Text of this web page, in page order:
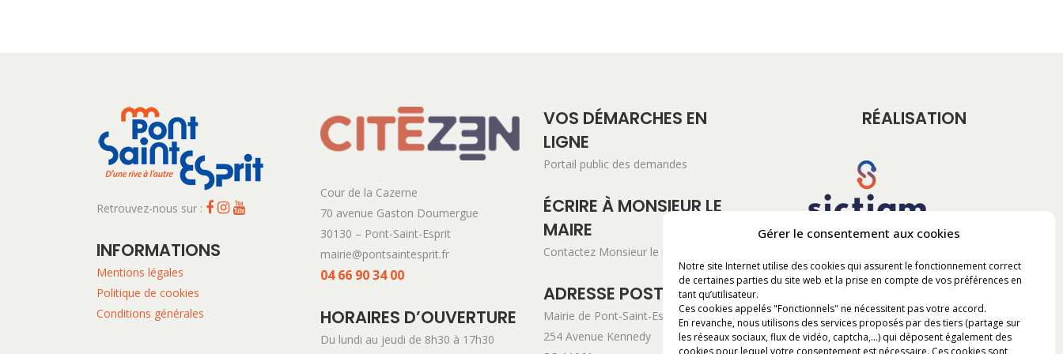
Gérer le consentement aux cookies
Notre site Internet utilise des cookies qui assurent le fonctionnement correct
de certaines parties du site web et la prise en compte de vos préférences en
tant qu’utilisateur.
Ces cookies appelés "Fonctionnels" ne nécessitent pas votre accord.
En revanche, nous utilisons des services proposés par des tiers (partage sur
les réseaux sociaux, flux de vidéo, captcha,...) qui déposent également des
cookies pour lequel votre consentement est nécessaire. Ces cookies sont
Retrouvez-nous sur :
INFORMATIONS
Mentions légales
Politique de cookies
Conditions générales
Cour de la Cazerne
70 avenue Gaston Doumergue
30130 – Pont-Saint-Esprit
mairie@pontsaintesprit.fr
04 66 90 34 00
HORAIRES D’OUVERTURE
Du lundi au jeudi de 8h30 à 17h30
VOS DÉMARCHES EN
LIGNE
Portail public des demandes
ÉCRIRE À MONSIEUR LE
MAIRE
Contactez Monsieur le maire
ADRESSE POSTALE
Mairie de Pont-Saint-Esprit
254 Avenue Kennedy
RÉALISATION